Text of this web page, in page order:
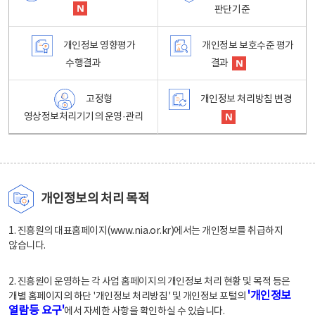
판단기준
개인정보 영향평가
수행결과
개인정보 보호수준 평가
결과
고정형
영상정보처리기기의 운영·관리
개인정보 처리방침 변경
개인정보의 처리 목적
1. 진흥원의 대표홈페이지(www.nia.or.kr)에서는 개인정보를 취급하지
않습니다.
2. 진흥원이 운영하는 각 사업 홈페이지의 개인정보 처리 현황 및 목적 등은
개별 홈페이지의 하단 '개인정보 처리방침' 및 개인정보 포털의 '개인정보
열람등 요구'에서 자세한 사항을 확인하실 수 있습니다.